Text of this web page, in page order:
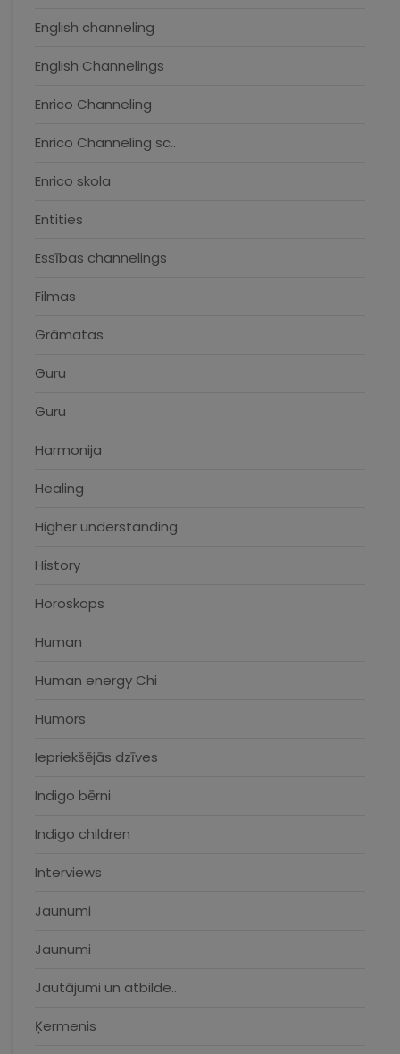
English channeling
English Channelings
Enrico Channeling
Enrico Channeling sc..
Enrico skola
Entities
Essības channelings
Filmas
Grāmatas
Guru
Guru
Harmonija
Healing
Higher understanding
History
Horoskops
Human
Human energy Chi
Humors
Iepriekšējās dzīves
Indigo bērni
Indigo children
Interviews
Jaunumi
Jaunumi
Jautājumi un atbilde..
Ķermenis